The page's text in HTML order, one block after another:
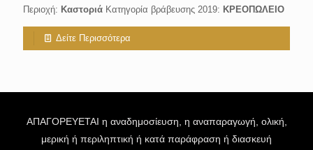
Περιοχή: Καστοριά Κατηγορία βράβευσης 2019: ΚΡΕΟΠΩΛΕΙΟ
Δείτε Περισσότερα
ΑΠΑΓΟΡΕΥΕΤΑΙ η αναδημοσίευση, η αναπαραγωγή, ολική,
μερική ή περιληπτική ή κατά παράφραση ή διασκευή